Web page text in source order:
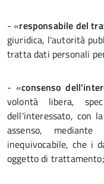
- «responsabile del
giuridica, l'autorità
tratta dati personali
- «consenso
volontà libera,
dell'interessato, con
assenso,
inequivocabile, che i
oggetto di trattamento;